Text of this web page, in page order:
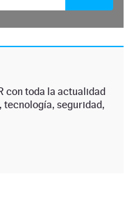
con toda la actualidad
tecnología, seguridad,